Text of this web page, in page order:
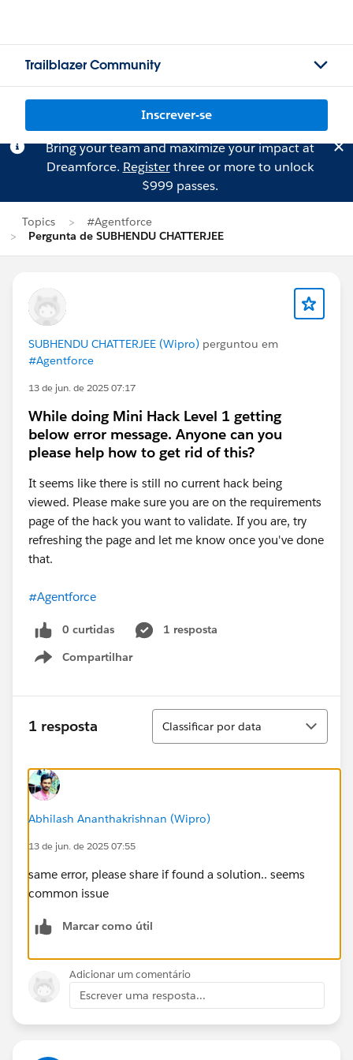
Trailblazer Community
Inscrever-se
Bring your team and maximize your impact at
Dreamforce. Registerthree or more to unlock
$999 passes.
Topics
#Agentforce
Pergunta de SUBHENDU CHATTERJEE
SUBHENDU CHATTERJEE (Wipro) perguntou em
#Agentforce
13 de jun. de 2025 07:17
While doing Mini Hack Level 1 getting
below error message. Anyone can you
please help how to get rid of this?
It seems like there is still no current hack being
viewed. Please make sure you are on the requirements
page of the hack you want to validate. If you are, try
refreshing the page and let me know once you've done
that.
#Agentforce
0 curtidas
1 resposta
Compartilhar
Show menu
1 resposta
Classificar
Classificar por data
Abhilash Ananthakrishnan (Wipro)
13 de jun. de 2025 07:55
same error, please share if found a solution.. seems
common issue
Marcar como útil
Adicionar um comentário
Escrever uma resposta...